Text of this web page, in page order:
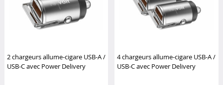
2 chargeurs allume-cigare USB-A /
USB-C avec Power Delivery
4 chargeurs allume-cigare USB-A /
USB-C avec Power Delivery